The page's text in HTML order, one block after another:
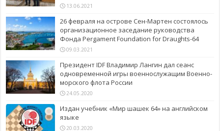
13.06.2021
26 февраля на острове Сен-Мартен состоялось
организационное заседание руководства
Фонда Pergament Foundation for Draughts-64
09.03.2021
Президент IDF Владимир Лангин дал сеанс
одновременной игры военнослужащим Военно-
морского флота России
24.05.2020
Издан учебник «Мир шашек 64» на английском
языке
20.03.2020